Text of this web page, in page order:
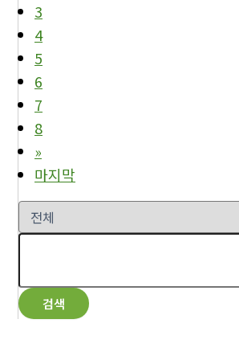
3
4
5
6
7
8
»
마지막
검색